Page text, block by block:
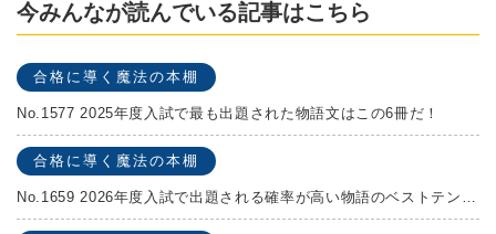
今みんなが読んでいる記事はこちら
合格に導く魔法の本棚
No.1577 2025年度入試で最も出題された物語文はこの6冊だ！
合格に導く魔法の本棚